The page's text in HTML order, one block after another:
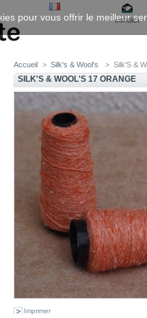
contact
Accueil > Silk's & Wool's > Silk'S &
SILK'S & WOOL'S 17 ORANGE
Imprimer
pour vous offrir le meilleur